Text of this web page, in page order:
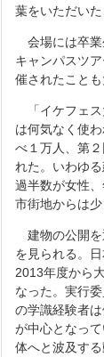
葉をいただい
会場には卒業
キャンパスツ
催されたことも
「イケフェス
は何気なく使
べ１万人、第
れた。いわゆ
過半数が女性
市街地からは
建物の公開を
を見られる。
2013年度から
なった。実行
の学識経験者
が中心となっ
体へと波及す